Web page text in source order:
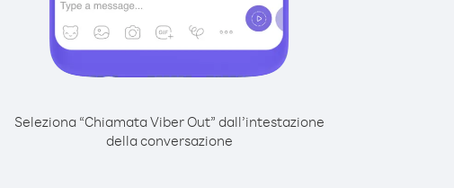
Seleziona “Chiamata Viber Out” dall’intestazione
della conversazione